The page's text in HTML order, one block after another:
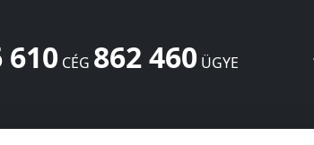
610CÉG 862 460ÜGYE